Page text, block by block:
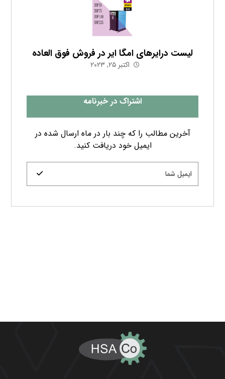
لیست درایرهای امگا ایر در فروش فوق العاده
اکتبر ۲۵, ۲۰۲۳
اشتراک در خبرنامه
آخرین مطالب را که چند بار در ماه ارسال شده در
ایمیل خود دریافت کنید.